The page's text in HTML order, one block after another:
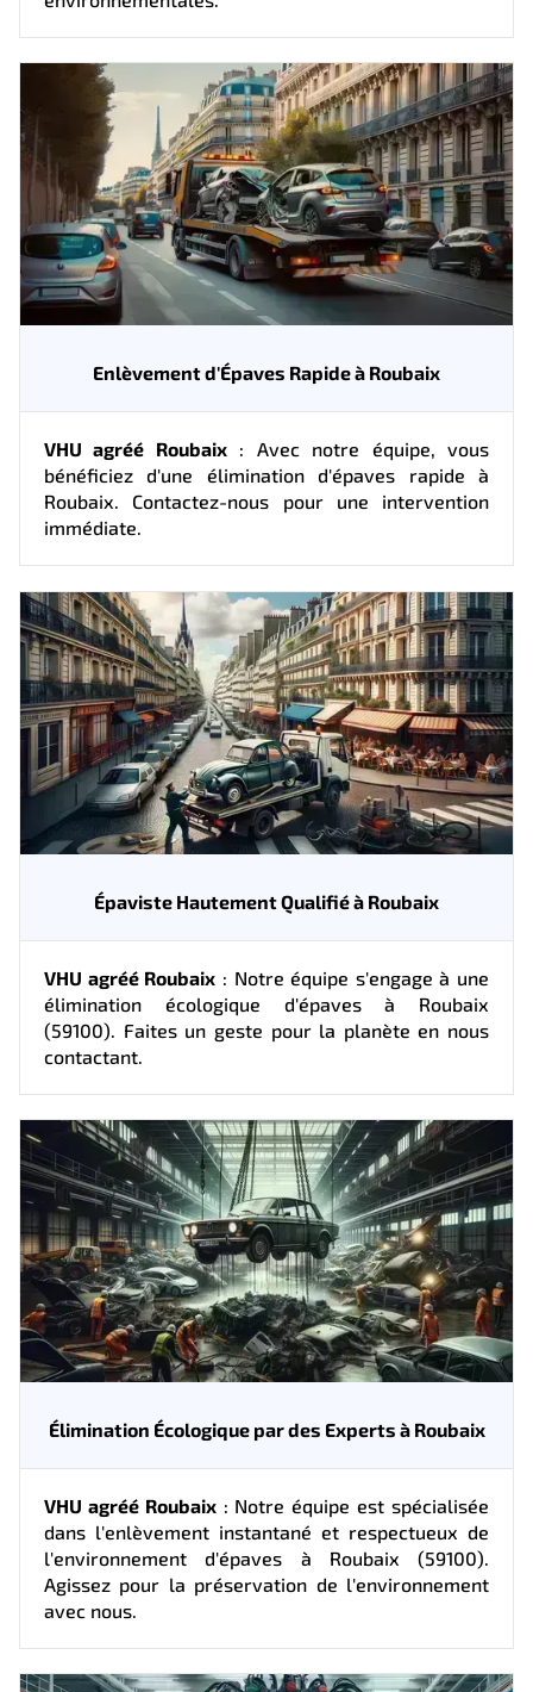
Enlèvement d'Épaves Rapide à Roubaix
VHU agréé Roubaix: Avec notre équipe, vous
bénéficiez d'une élimination d'épaves rapide à
Roubaix. Contactez-nous pour une intervention
immédiate.
Épaviste Hautement Qualifié à Roubaix
VHU agréé Roubaix : Notre équipe s'engage à une
élimination écologique d'épaves à Roubaix
(59100). Faites un geste pour la planète en nous
contactant.
Élimination Écologique par des Experts à Roubaix
VHU agréé Roubaix: Notre équipe est spécialisée
dans l'enlèvement instantané et respectueux de
l'environnement d'épaves à Roubaix (59100).
Agissez pour la préservation de l'environnement
avec nous.